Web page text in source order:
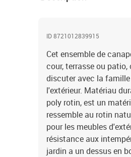
ID 8721012839915
Cet ensemble de
cour, terrasse ou
discuter avec la
l'extérieur. Matériau
poly rotin, est un
ressemble au rotin
pour les meubles
résistance aux
jardin a un dessus en